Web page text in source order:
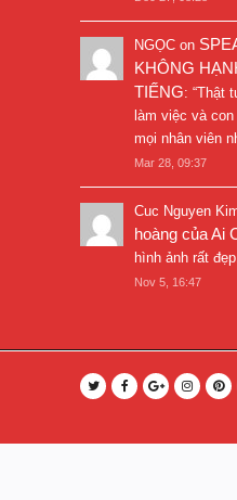
NGỌC on
KHÔNG
TIẾNG: “Thật
làm việc và
mọi nhân viên
Mar 28, 09:37
Cuc Nguyen
hoàng của Ai
hình ảnh rất
Nov 5, 16:47